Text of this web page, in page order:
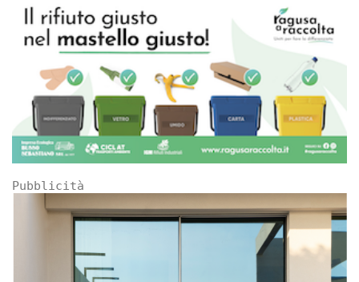
Pubblicità